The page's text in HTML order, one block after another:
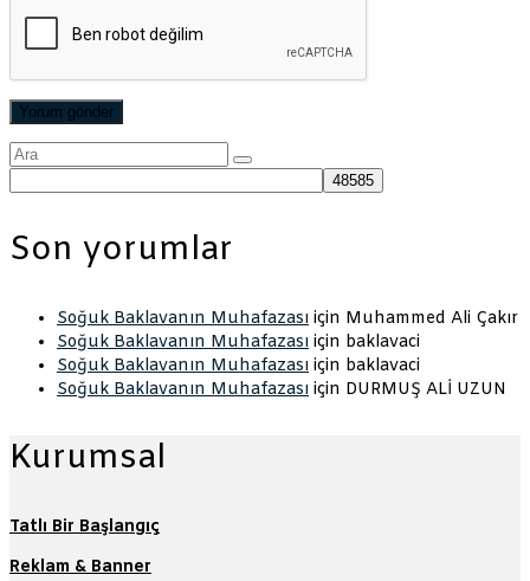
Şunu
ara:
Son yorumlar
Soğuk Baklavanın Muhafazası için Muhammed Ali Çakır
Soğuk Baklavanın Muhafazası için baklavaci
Soğuk Baklavanın Muhafazası için baklavaci
Soğuk Baklavanın Muhafazası için DURMUŞ ALİ UZUN
Kurumsal
Tatlı Bir Başlangıç
Reklam & Banner